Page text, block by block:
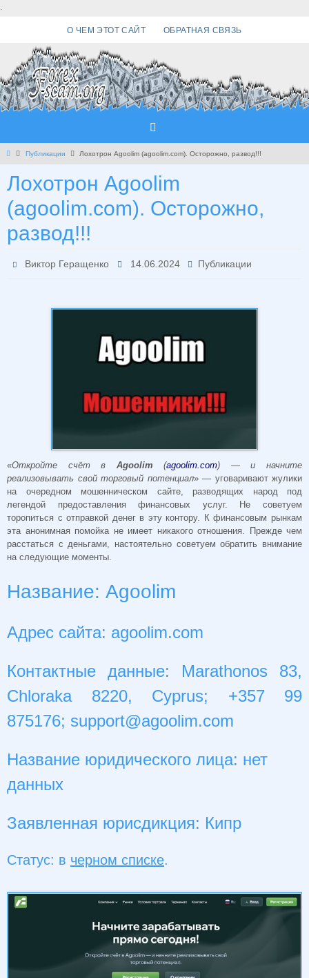
.
О ЧЕМ ЭТОТ САЙТ ОБРАТНАЯ СВЯЗЬ
Главная
Публикации Лохотрон Agoolim (agoolim.com). Осторожно, развод!!!
Лохотрон Agoolim
(agoolim.com). Осторожно,
развод!!!
Виктор Геращенко 14.06.2024 Публикации
«Откройте счёт в Agoolim (agoolim.com) — и начните
реализовывать свой торговый потенциал» — уговаривают жулики
на очередном мошенническом сайте, разводящих народ под
легендой предоставления финансовых услуг. Не советуем
торопиться с отправкой денег в эту контору. К финансовым рынкам
эта анонимная помойка не имеет никакого отношения. Прежде чем
расстаться с деньгами, настоятельно советуем обратить внимание
на следующие моменты.
Название: Agoolim
Адрес сайта: agoolim.com
Контактные данные: Marathonos 83,
Chloraka 8220, Cyprus; +357 99
875176; support@agoolim.com
Название юридического лица: нет
данных
Заявленная юрисдикция: Кипр
Статус: в черном списке.